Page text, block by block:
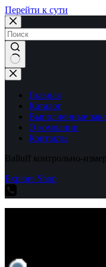
Перейти к сути
Ничего
не
найденоГлавная
Каталог
Выполненные
О компании
Контакты
Balluff контрольно-
Explore Shop